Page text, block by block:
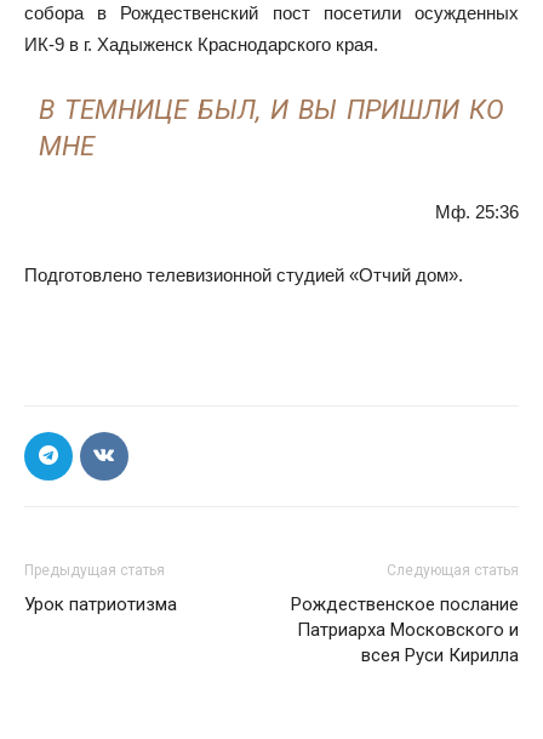
собора в Рождественский пост посетили осужденных
ИК-9 в г. Хадыженск Краснодарского края.
В ТЕМНИЦЕ БЫЛ, И ВЫ ПРИШЛИ КО
МНЕ
Мф. 25:36
Подготовлено телевизионной студией «Отчий дом».
Предыдущая статья
Урок патриотизма
Следующая статья
Рождественское послание
Патриарха Московского и
всея Руси Кирилла